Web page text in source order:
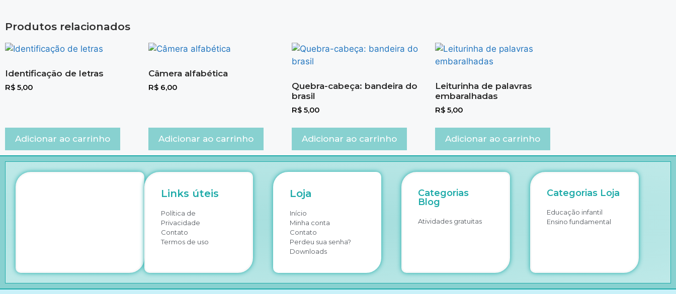
Produtos relacionados
Identificação de letras
R$ 5,00
Adicionar ao carrinho
Câmera alfabética
R$ 6,00
Adicionar ao carrinho
Quebra-cabeça: bandeira do
brasil
R$ 5,00
Adicionar ao carrinho
Leiturinha de palavras
embaralhadas
R$ 5,00
Adicionar ao carrinho
Links úteis
Política de
Privacidade
Contato
Termos de uso
Loja
Início
Minha conta
Contato
Perdeu sua senha?
Downloads
Categorias
Blog
Atividades gratuitas
Categorias Loja
Educação infantil
Ensino fundamental